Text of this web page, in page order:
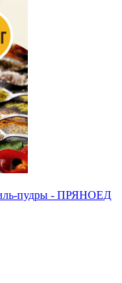
пудры - ПРЯНОЕД